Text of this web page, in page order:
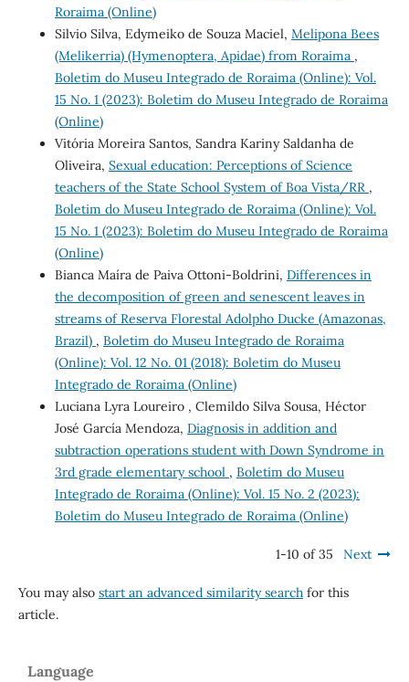
Roraima (Online)
Silvio Silva, Edymeiko de Souza Maciel, Melipona Bees
(Melikerria) (Hymenoptera, Apidae) from Roraima ,
Boletim do Museu Integrado de Roraima (Online): Vol.
15 No. 1 (2023): Boletim do Museu Integrado de Roraima
(Online)
Vitória Moreira Santos, Sandra Kariny Saldanha de
Oliveira, Sexual education: Perceptions of Science
teachers of the State School System of Boa Vista/RR ,
Boletim do Museu Integrado de Roraima (Online): Vol.
15 No. 1 (2023): Boletim do Museu Integrado de Roraima
(Online)
Bianca Maíra de Paiva Ottoni-Boldrini, Differences in
the decomposition of green and senescent leaves in
streams of Reserva Florestal Adolpho Ducke (Amazonas,
Brazil) , Boletim do Museu Integrado de Roraima
(Online): Vol. 12 No. 01 (2018): Boletim do Museu
Integrado de Roraima (Online)
Luciana Lyra Loureiro , Clemildo Silva Sousa, Héctor
José García Mendoza, Diagnosis in addition and
subtraction operations student with Down Syndrome in
3rd grade elementary school , Boletim do Museu
Integrado de Roraima (Online): Vol. 15 No. 2 (2023):
Boletim do Museu Integrado de Roraima (Online)
1-10 of 35 Next
You may also start an advanced similarity searchfor this
article.
Language